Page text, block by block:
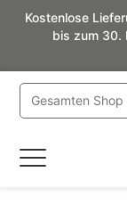
Kostenlose
bis zum 30.
Navigation